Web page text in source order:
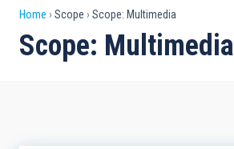
Breadcrumb
Home Scope Scope: Multimedia
Scope: Multimedia